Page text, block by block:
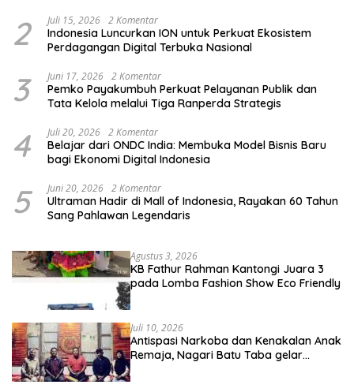
2 Juli 15, 2026 2 Komentar
Indonesia Luncurkan ION untuk Perkuat Ekosistem
Perdagangan Digital Terbuka Nasional
3 Juni 17, 2026 2 Komentar
Pemko Payakumbuh Perkuat Pelayanan Publik dan
Tata Kelola melalui Tiga Ranperda Strategis
4 Juli 20, 2026 2 Komentar
Belajar dari ONDC India: Membuka Model Bisnis Baru
bagi Ekonomi Digital Indonesia
5 Juni 20, 2026 2 Komentar
Ultraman Hadir di Mall of Indonesia, Rayakan 60 Tahun
Sang Pahlawan Legendaris
Agustus 3, 2026
KB Fathur Rahman Kantongi Juara 3
pada Lomba Fashion Show Eco Friendly
Juli 10, 2026
Antispasi Narkoba dan Kenakalan Anak
Remaja, Nagari Batu Taba gelar